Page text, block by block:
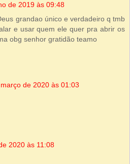
de 2019 às 09:48
grandao único e verdadeiro q tmb
e usar quem ele quer pra abrir os
obg senhor gratidão teamo
de 2020 às 01:03
2020 às 11:08